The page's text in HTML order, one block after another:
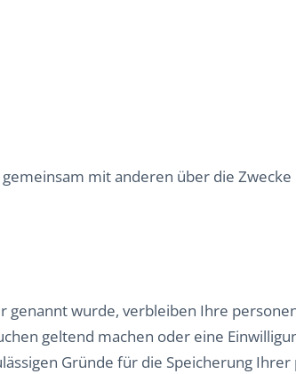
mit anderen über die
wurde, verbleiben Ihre
geltend machen oder eine
Gründe für die Speicherung